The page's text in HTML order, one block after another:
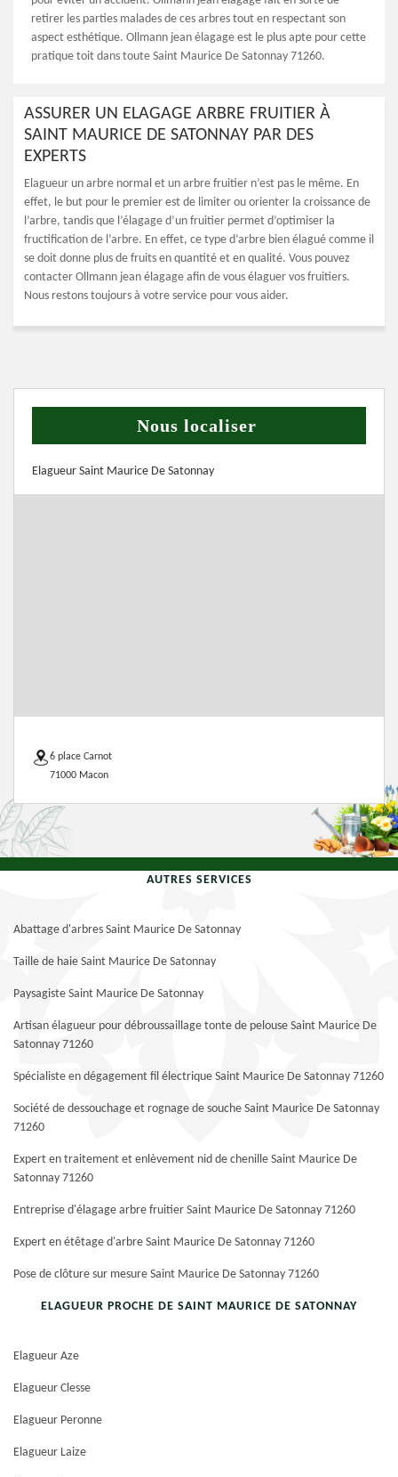
retirer les parties malades de ces arbres tout en respectant son
aspect esthétique. Ollmann jean élagage est le plus apte pour cette
pratique toit dans toute Saint Maurice De Satonnay 71260.
ASSURER UN ELAGAGE ARBRE FRUITIER À
SAINT MAURICE DE SATONNAY PAR DES
EXPERTS
Elagueur un arbre normal et un arbre fruitier n’est pas le même. En
effet, le but pour le premier est de limiter ou orienter la croissance de
l’arbre, tandis que l’élagage d’un fruitier permet d’optimiser la
fructification de l’arbre. En effet, ce type d’arbre bien élagué comme il
se doit donne plus de fruits en quantité et en qualité. Vous pouvez
contacter Ollmann jean élagage afin de vous élaguer vos fruitiers.
Nous restons toujours à votre service pour vous aider.
Nous localiser
Elagueur Saint Maurice De Satonnay
6 place Carnot
71000 Macon
AUTRES SERVICES
Abattage d'arbres Saint Maurice De Satonnay
Taille de haie Saint Maurice De Satonnay
Paysagiste Saint Maurice De Satonnay
Artisan élagueur pour débroussaillage tonte de pelouse Saint Maurice De
Satonnay 71260
Spécialiste en dégagement fil électrique Saint Maurice De Satonnay 71260
Société de dessouchage et rognage de souche Saint Maurice De Satonnay
71260
Expert en traitement et enlèvement nid de chenille Saint Maurice De
Satonnay 71260
Entreprise d'élagage arbre fruitier Saint Maurice De Satonnay 71260
Expert en étêtage d'arbre Saint Maurice De Satonnay 71260
Pose de clôture sur mesure Saint Maurice De Satonnay 71260
ELAGUEUR PROCHE DE SAINT MAURICE DE SATONNAY
Elagueur Aze
Elagueur Clesse
Elagueur Peronne
Elagueur Laize